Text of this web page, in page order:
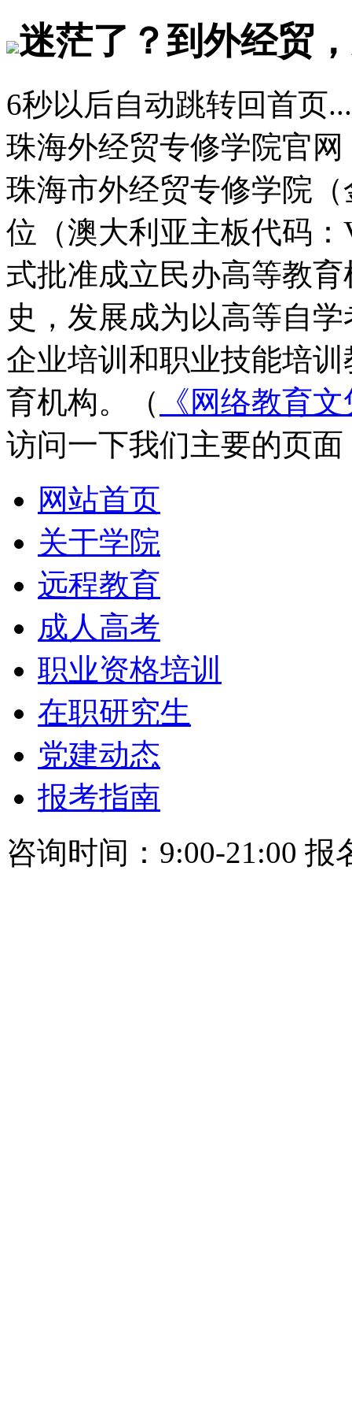
迷茫了？到外经贸
6秒以后自动跳转回首页...
珠海外经贸专修学院官网
珠海市外经贸专修学院
位（澳大利亚主板代码
式批准成立民办高等教
史，发展成为以高等自
企业培训和职业技能培
育机构。（
《网络教育
访问一下我们主要的页面
网站首页
关于学院
远程教育
成人高考
职业资格培训
在职研究生
党建动态
报考指南
咨询时间：9:00-21:00 报